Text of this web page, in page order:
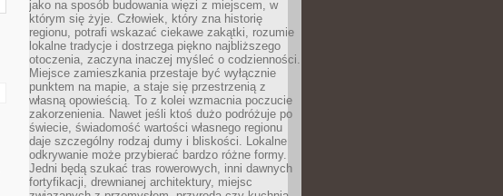
jako na sposób budowania więzi z miejscem, w
którym się żyje. Człowiek, który zna historię
regionu, potrafi wskazać ciekawe zakątki, rozumie
lokalne tradycje i dostrzega piękno najbliższego
otoczenia, zaczyna inaczej myśleć o codzienności.
Miejsce zamieszkania przestaje być wyłącznie
punktem na mapie, a staje się przestrzenią z
własną opowieścią. To z kolei wzmacnia poczucie
zakorzenienia. Nawet jeśli ktoś dużo podróżuje po
świecie, świadomość wartości własnego regionu
daje szczególny rodzaj dumy i bliskości. Lokalne
odkrywanie może przybierać bardzo różne formy.
Jedni będą szukać tras rowerowych, inni dawnych
fortyfikacji, drewnianej architektury, miejsc